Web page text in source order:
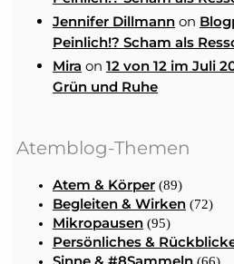
Jennifer Dillmann on
Peinlich!? Scham als
Mira on 12 von 12 im Juli
Grün und Ruhe
Atemblog-Themen
Atem & Körper (89)
Begleiten & Wirken (72)
Mikropausen (95)
Persönliches &